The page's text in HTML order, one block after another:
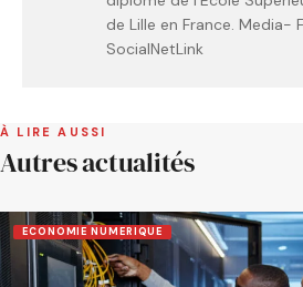
de Lille en France. Media-
SocialNetLink
À LIRE AUSSI
Autres actualités
ECONOMIE NUMERIQUE